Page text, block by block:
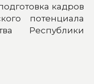
кадров
потенциала
Республики